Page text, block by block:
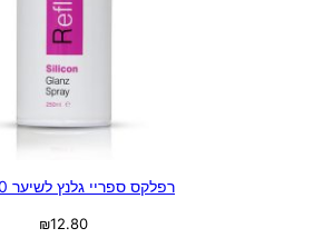
רפלקס ספריי גלנץ לשיער 250 מ'ל
₪12.80